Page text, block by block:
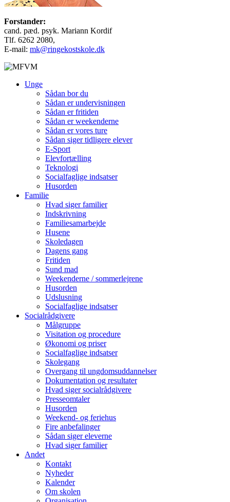
Forstander:
cand. pæd. psyk. Mariann Kordif
Tlf. 6262 2080,
E-mail: mk@ringekostskole.dk
Unge
Sådan bor du
Sådan er undervisningen
Sådan er fritiden
Sådan er weekenderne
Sådan er vores ture
Sådan siger tidligere elever
E-Sport
Elevfortælling
Teknologi
Socialfaglige indsatser
Husorden
Familie
Hvad siger familier
Indskrivning
Familiesamarbejde
Husene
Skoledagen
Dagens gang
Fritiden
Sund mad
Weekenderne / sommerlejrene
Husorden
Udslusning
Socialfaglige indsatser
Socialrådgivere
Målgruppe
Visitation og procedure
Økonomi og priser
Socialfaglige indsatser
Skolegang
Overgang til ungdomsuddannelser
Dokumentation og resultater
Hvad siger socialrådgivere
Presseomtaler
Husorden
Weekend- og feriehus
Fire anbefalinger
Sådan siger eleverne
Hvad siger familier
Andet
Kontakt
Nyheder
Kalender
Om skolen